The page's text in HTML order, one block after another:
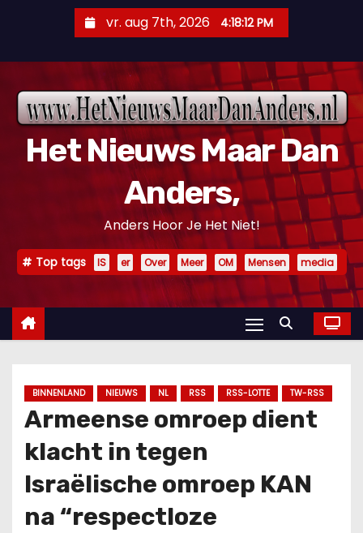
n
vr. aug 7th, 2026 4:18:13 PM
Het Nieuws Maar Dan
Anders,
Anders Hoor Je Het Niet!
Top tags IS er Over Meer OM Mensen media
BINNENLAND NIEUWS NL RSS RSS-LOTTE TW-RSS
Armeense omroep dient
klacht in tegen
Israëlische omroep KAN
na “respectloze